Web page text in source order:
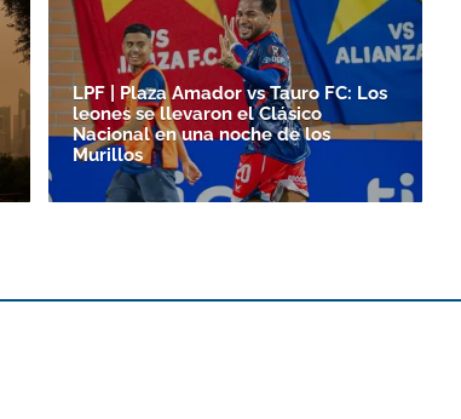
LPF | Plaza Amador vs Tauro FC: Los
leones se llevaron el Clásico
Nacional en una noche de los
Murillos